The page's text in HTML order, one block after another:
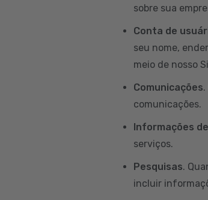
sobre sua
Conta de
seu nome,
meio de nosso
Comunicações
comunicações.
Informações
serviços.
Pesquisas.
incluir